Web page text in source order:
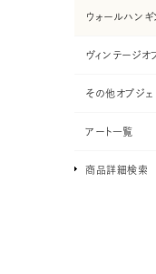
ウォールハンギ
ヴィンテージオ
その他オブジェ
アート一覧
商品詳細検索